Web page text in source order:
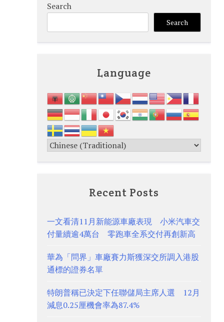
Search
Search
Language
Recent Posts
一文看清11月新能源車廠表現 小米汽車交
付量續逾4萬台 零跑車全系交付再創新高
華為「問界」車廠賽力斯獲深交所調入港股
通標的證券名單
特朗普稱已決定下任聯儲局主席人選 12月
減息0.25厘機會率為87.4%